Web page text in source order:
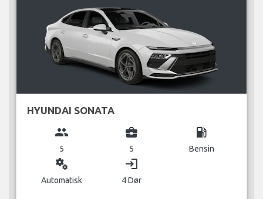
HYUNDAI SONATA
group
5
business_center
5
local_gas_station
Bensin
miscellaneous_services
Automatisk
login
4 Dør